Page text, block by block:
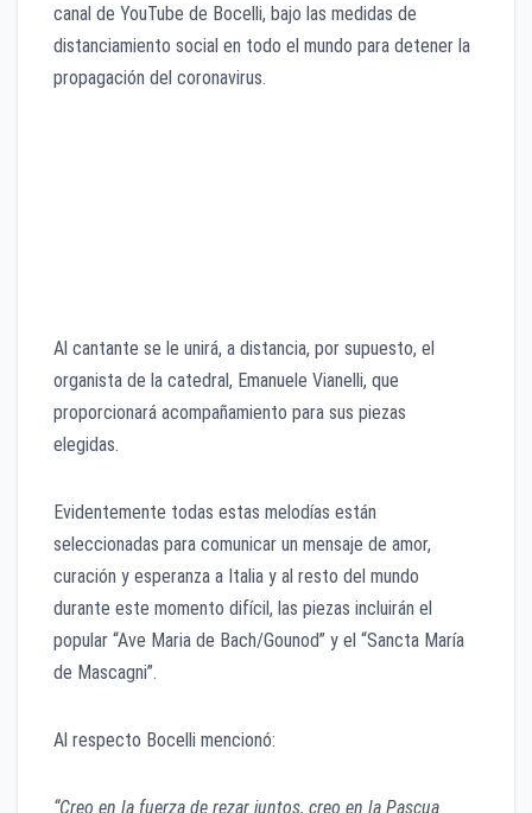
canal de YouTube de Bocelli, bajo las medidas de
distanciamiento social en todo el mundo para detener la
propagación del coronavirus.
Al cantante se le unirá, a distancia, por supuesto, el
organista de la catedral, Emanuele Vianelli, que
proporcionará acompañamiento para sus piezas
elegidas.
Evidentemente todas estas melodías están
seleccionadas para comunicar un mensaje de amor,
curación y esperanza a Italia y al resto del mundo
durante este momento difícil, las piezas incluirán el
popular “Ave Maria de Bach/Gounod” y el “Sancta María
de Mascagni”.
Al respecto Bocelli mencionó:
“Creo en la fuerza de rezar juntos, creo en la Pascua